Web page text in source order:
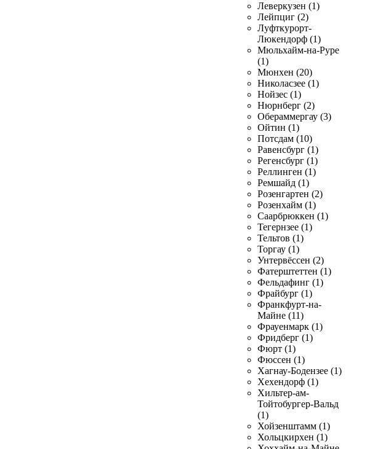
Леверкузен (1)
Лейпциг (2)
Луфткурорт-
Люкендорф (1)
Мюльхайм-на-Руре
(1)
Мюнхен (20)
Николасзее (1)
Нойзес (1)
Нюрнберг (2)
Обераммергау (3)
Ойтин (1)
Потсдам (10)
Равенсбург (1)
Регенсбург (1)
Реллинген (1)
Ремшайд (1)
Розенгартен (2)
Розенхайм (1)
Саарбрюккен (1)
Тегернзее (1)
Тельтов (1)
Торгау (1)
Унтервёссен (2)
Фатерштеттен (1)
Фельдафинг (1)
Фрайбург (1)
Франкфурт-на-
Майне (11)
Фрауенмарк (1)
Фридберг (1)
Фюрт (1)
Фюссен (1)
Хагнау-Бодензее (1)
Хехендорф (1)
Хильтер-ам-
Тойтобургер-Вальд
(1)
Хойзенштамм (1)
Хольцкирхен (1)